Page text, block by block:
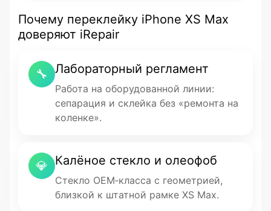
Почему переклейку iPhone XS Max
доверяют iRepair
🔧 Лабораторный регламент
Работа на оборудованной линии:
сепарация и склейка без «ремонта на
коленке».
💎 Калёное стекло и олеофоб
Стекло OEM‑класса с геометрией,
близкой к штатной рамке XS Max.